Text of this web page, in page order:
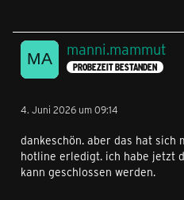
manni.mammut
PROBEZEIT BESTANDEN
4. Juni 2026 um 09:14
dankeschön. aber das hat sich
hotline erledigt. ich habe jetzt
kann geschlossen werden.